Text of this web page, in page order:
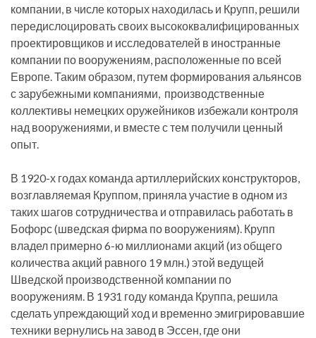
компании, в числе которых находилась и Крупп, решили
передислоцировать своих высококвалифицированных
проектировщиков и исследователей в иностранные
компании по вооружениям, расположенные по всей
Европе. Таким образом, путем формирования альянсов
с зарубежными компаниями, производственные
коллективы немецких оружейников избежали контроля
над вооружениями, и вместе с тем получили ценный
опыт.
В 1920-х годах команда артиллерийских конструкторов,
возглавляемая Круппом, приняла участие в одном из
таких шагов сотрудничества и отправилась работать в
Бофорс (шведская фирма по вооружениям). Крупп
владел примерно 6-ю миллионами акций (из общего
количества акций равного 19 млн.) этой ведущей
Шведской производственной компании по
вооружениям. В 1931 году команда Круппа, решила
сделать упреждающий ход и временно эмигрировавшие
техники вернулись на завод в Эссен, где они